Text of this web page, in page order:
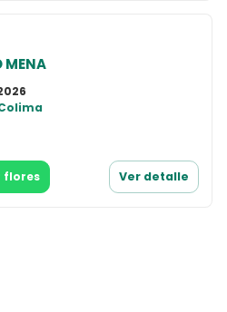
MENA
flores
Ver detalle